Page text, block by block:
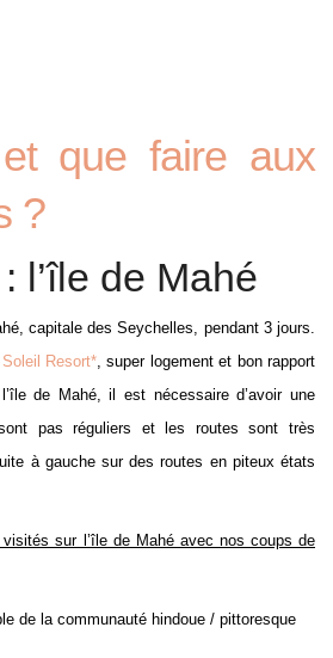
que faire aux
?
l’île de Mahé
capitale des Seychelles, pendant 3 jours.
Resort* , super logement et bon rapport
de Mahé, il est nécessaire d’avoir une
pas réguliers et les routes sont très
à gauche sur des routes en piteux états
sur l’île de Mahé avec nos coups de
de la communauté hindoue / pittoresque